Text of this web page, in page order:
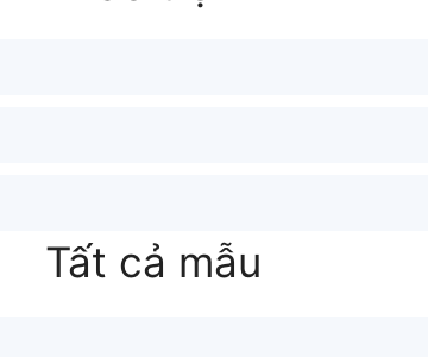
Tất cả mẫu